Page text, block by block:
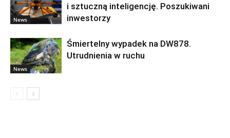
News
i sztuczną inteligencję. Poszukiwani
inwestorzy
News
Śmiertelny wypadek na DW878.
Utrudnienia w ruchu